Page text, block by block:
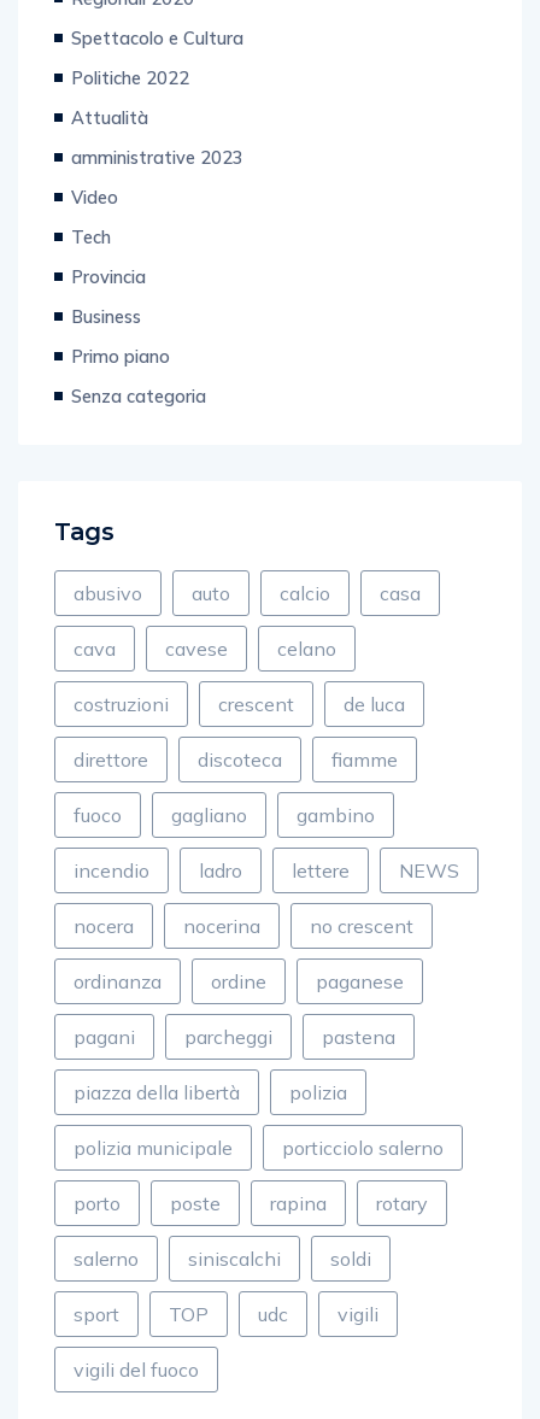
Spettacolo e Cultura
Politiche 2022
Attualità
amministrative 2023
Video
Tech
Provincia
Business
Primo piano
Senza categoria
Tags
abusivo auto calcio casa
cava cavese celano
costruzioni crescent de luca
direttore discoteca fiamme
fuoco gagliano gambino
incendio ladro lettere NEWS
nocera nocerina no crescent
ordinanza ordine paganese
pagani parcheggi pastena
piazza della libertà polizia
polizia municipale porticciolo salerno
porto poste rapina rotary
salerno siniscalchi soldi
sport TOP udc vigili
vigili del fuoco